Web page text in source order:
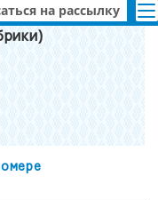
на рассылку